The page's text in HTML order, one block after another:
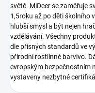
světě. MiDeer se zaměřuje
1,5roku až po děti školního
hlubší smysl a být nejen
vzdělávání. Všechny
dle přísných standardů ve
přírodní rostlinné barvivo.
evropským bezpečnostním
vystaveny nezbytné